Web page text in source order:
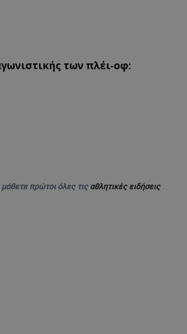
των πλέι-οφ:
μάθετε πρώτοι όλες τις αθλητικές ειδήσεις